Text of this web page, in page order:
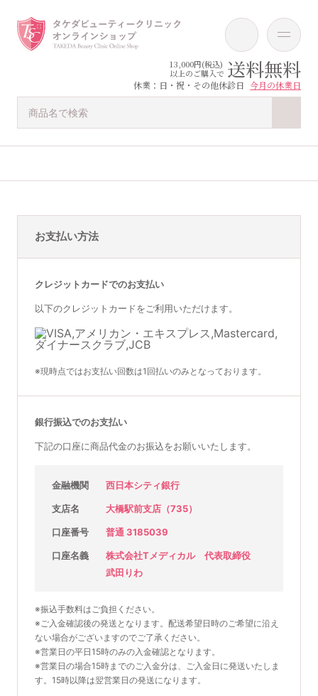
13,000円(税込)
以上のご購入で 送料無料
休業：日・祝・その他休診日 今月の休業日
お支払い方法
クレジットカードでのお支払い
以下のクレジットカードをご利用いただけます。
※現時点ではお支払い回数は1回払いのみとなっております。
銀行振込でのお支払い
下記の口座に商品代金のお振込をお願いいたします。
金融機関 西日本シティ銀行
支店名 大橋駅前支店（735）
口座番号 普通 3185039
口座名義
株式会社Tメディカル 代表取締役
武田りわ
※振込手数料はご負担ください。
※ご入金確認後の発送となります。配送希望日時のご希望に沿え
ない場合がございますのでご了承ください。
※営業日の平日15時のみの入金確認となります。
※営業日の場合15時までのご入金分は、ご入金日に発送いたしま
す。15時以降は翌営業日の発送になります。